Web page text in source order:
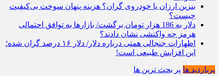
بنزین ارزان یا خودروی گران؟ هزینه پنهان سوخت بی‌کیفیت
چیست؟
دلار به 186 هزار تومان برگشت/ بازارها به توافق احتمالی
هرمز چه واکنشی نشان دادند؟
اظهارات جنجالی همتی درباره دلار/ دلار ۱۶ درصد گران شده؛
این افزایش طبیعی است!
پربازدید ها پر بحث ترین ها